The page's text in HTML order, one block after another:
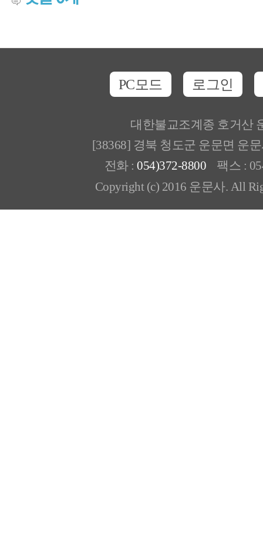
PC모드 로그인
대한불교조계종 호거산
[38368] 경북 청도군 운문면 운
전화 : 054)372-8800 팩스 :
Copyright (c) 2016 운문사. All